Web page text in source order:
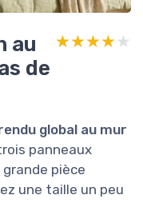
au
de
★★★★★
★★★★★
global au mur
panneaux
pièce
une taille un peu